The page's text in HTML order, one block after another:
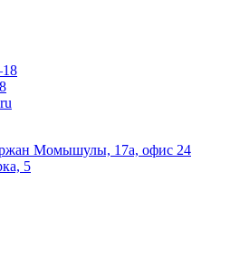
Момышулы, 17а, офис 24
5